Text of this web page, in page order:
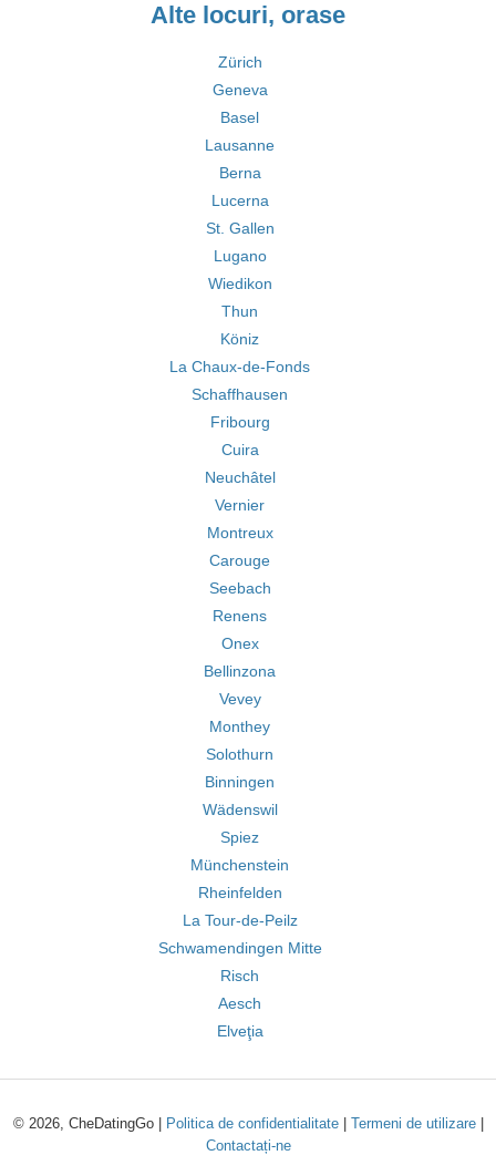
Alte locuri, orase
Zürich
Geneva
Basel
Lausanne
Berna
Lucerna
St. Gallen
Lugano
Wiedikon
Thun
Köniz
La Chaux-de-Fonds
Schaffhausen
Fribourg
Cuira
Neuchâtel
Vernier
Montreux
Carouge
Seebach
Renens
Onex
Bellinzona
Vevey
Monthey
Solothurn
Binningen
Wädenswil
Spiez
Münchenstein
Rheinfelden
La Tour-de-Peilz
Schwamendingen Mitte
Risch
Aesch
Elveţia
© 2026, CheDatingGo | Politica de confidentialitate| Termeni de utilizare|
Contactați-ne